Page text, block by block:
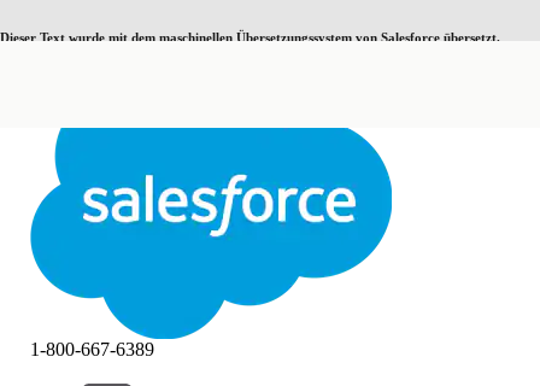
Dieser Text wurde mit dem maschinellen Übersetzungssystem von Salesforce übersetzt.
Schließen
1-800-667-6389